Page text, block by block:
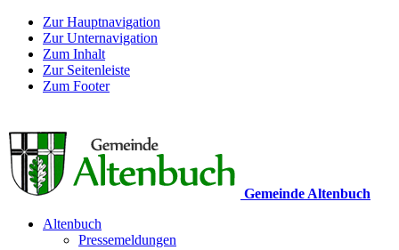
Zur Hauptnavigation
Zur Unternavigation
Zum Inhalt
Zur Seitenleiste
Zum Footer
Gemeinde Altenbuch
Altenbuch
Pressemeldungen